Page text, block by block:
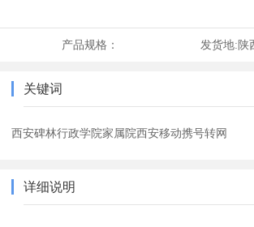
产品规格： 发货地:陕
关键词
西安碑林行政学院家属院西安移动携号转网
详细说明